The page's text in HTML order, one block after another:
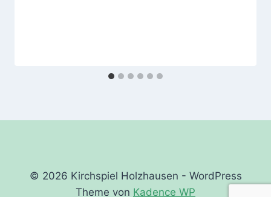
© 2026 Kirchspiel Holzhausen - WordPress
Theme von Kadence WP